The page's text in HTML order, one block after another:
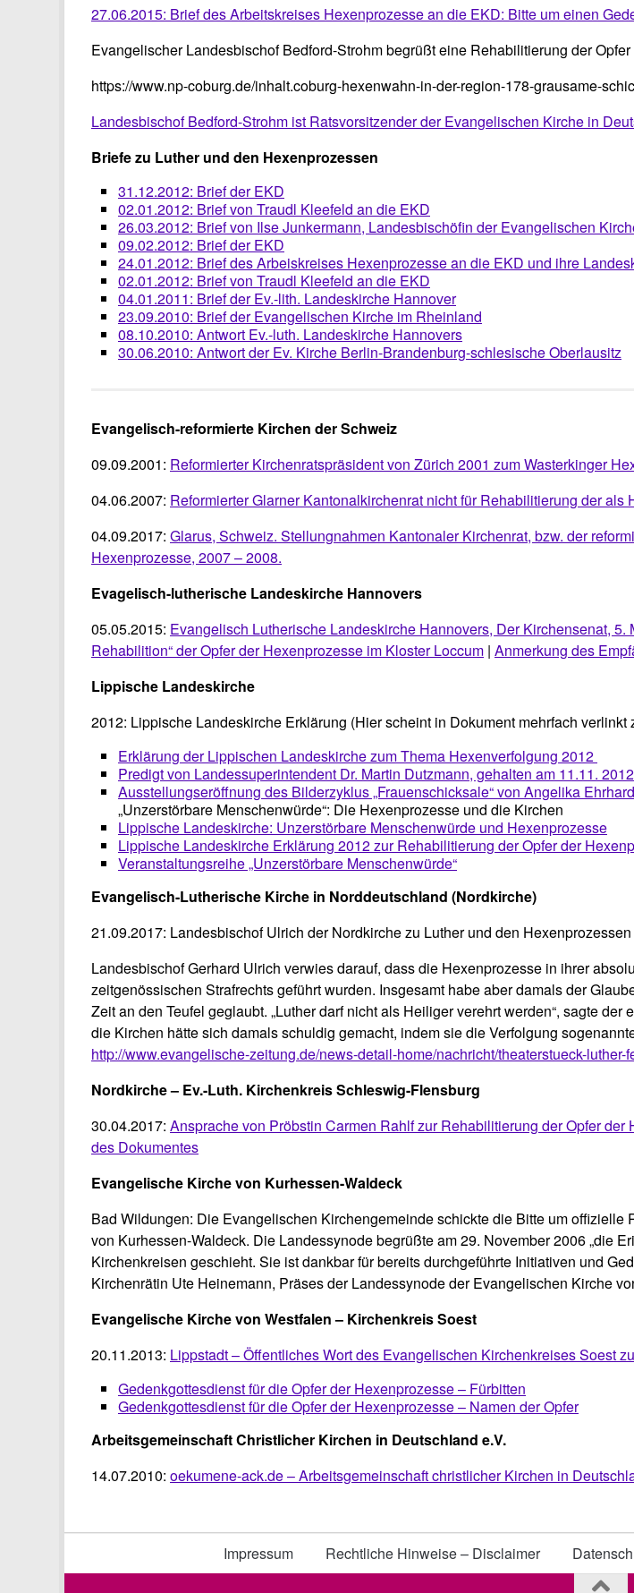
27.06.2015: Brief des Arbeitskreises Hexenprozesse an die EKD: Bitte um einen
Evangelischer Landesbischof Bedford-Strohm begrüßt eine Rehabilitierung der
https://www.np-coburg.de/inhalt.coburg-hexenwahn-in-der-region-178-grausame-
Landesbischof Bedford-Strohm ist Ratsvorsitzender der Evangelischen Kirche in
Briefe zu Luther und den Hexenprozessen
31.12.2012: Brief der EKD
02.01.2012: Brief von Traudl Kleefeld an die EKD
26.03.2012: Brief von Ilse Junkermann, Landesbischöfin der Evangelischen
09.02.2012: Brief der EKD
24.01.2012: Brief des Arbeiskreises Hexenprozesse an die EKD und ihre
02.01.2012: Brief von Traudl Kleefeld an die EKD
04.01.2011: Brief der Ev.-lith. Landeskirche Hannover
23.09.2010: Brief der Evangelischen Kirche im Rheinland
08.10.2010: Antwort Ev.-luth. Landeskirche Hannovers
30.06.2010: Antwort der Ev. Kirche Berlin-Brandenburg-schlesische Oberlausitz
Evangelisch-reformierte Kirchen der Schweiz
09.09.2001: Reformierter Kirchenratspräsident von Zürich 2001 zum Wasterkinger
04.06.2007: Reformierter Glarner Kantonalkirchenrat nicht für Rehabilitierung der als
04.09.2017: Glarus, Schweiz. Stellungnahmen Kantonaler Kirchenrat, bzw. der
Hexenprozesse, 2007 – 2008.
Evagelisch-lutherische Landeskirche Hannovers
05.05.2015: Evangelisch Lutherische Landeskirche Hannovers, Der Kirchensenat,
Rehabilition“ der Opfer der Hexenprozesse im Kloster Loccum | Anmerkung des
Lippische Landeskirche
2012: Lippische Landeskirche Erklärung (Hier scheint in Dokument mehrfach verlinkt
Erklärung der Lippischen Landeskirche zum Thema Hexenverfolgung 2012
Predigt von Landessuperintendent Dr. Martin Dutzmann, gehalten am 11.11.
Ausstellungseröffnung des Bilderzyklus „Frauenschicksale“ von Angelika
„Unzerstörbare Menschenwürde“: Die Hexenprozesse und die Kirchen
Lippische Landeskirche: Unzerstörbare Menschenwürde und Hexenprozesse
Lippische Landeskirche Erklärung 2012 zur Rehabilitierung der Opfer der
Veranstaltungsreihe „Unzerstörbare Menschenwürde“
Evangelisch-Lutherische Kirche in Norddeutschland (Nordkirche)
21.09.2017: Landesbischof Ulrich der Nordkirche zu Luther und den Hexenprozessen
Landesbischof Gerhard Ulrich verwies darauf, dass die Hexenprozesse in ihrer
zeitgenössischen Strafrechts geführt wurden. Insgesamt habe aber damals der
Zeit an den Teufel geglaubt. „Luther darf nicht als Heiliger verehrt werden“, sagte
die Kirchen hätte sich damals schuldig gemacht, indem sie die Verfolgung
http://www.evangelische-zeitung.de/news-detail-home/nachricht/theaterstueck-luther-
Nordkirche – Ev.-Luth. Kirchenkreis Schleswig-Flensburg
30.04.2017: Ansprache von Pröbstin Carmen Rahlf zur Rehabilitierung der Opfer
des Dokumentes
Evangelische Kirche von Kurhessen-Waldeck
Bad Wildungen: Die Evangelischen Kirchengemeinde schickte die Bitte um
von Kurhessen-Waldeck. Die Landessynode begrüßte am 29. November 2006 „die
Kirchenkreisen geschieht. Sie ist dankbar für bereits durchgeführte Initiativen und
Kirchenrätin Ute Heinemann, Präses der Landessynode der Evangelischen Kirche
Evangelische Kirche von Westfalen – Kirchenkreis Soest
20.11.2013: Lippstadt – Öffentliches Wort des Evangelischen Kirchenkreises Soest
Gedenkgottesdienst für die Opfer der Hexenprozesse – Fürbitten
Gedenkgottesdienst für die Opfer der Hexenprozesse – Namen der Opfer
ArbeitsgemeinschaftChristlicher Kirchen in Deutschland e.V.
14.07.2010: oekumene-ack.de – Arbeitsgemeinschaft christlicher Kirchen in
Impressum Rechtliche Hinweise – Disclaimer